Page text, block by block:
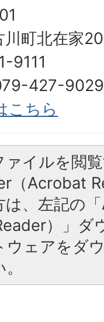
川町北在家
9111
427-9029
こちら
ァイルを閲
（Acrobat
、左記の
）」ダ
ウェアをダ